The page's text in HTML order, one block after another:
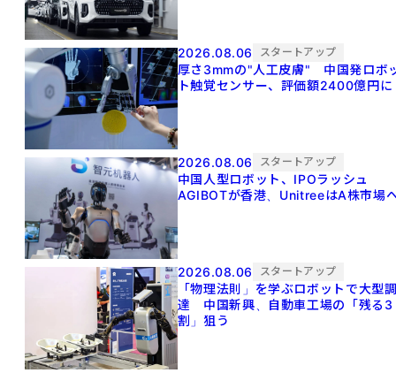
2026.08.06 スタートアップ
厚さ3mmの"人工皮膚" 中国発ロボ
ト触覚センサー、評価額2400億円に
2026.08.06 スタートアップ
中国人型ロボット、IPOラッシュ
AGIBOTが香港、UnitreeはA株市場
2026.08.06 スタートアップ
「物理法則」を学ぶロボットで大型
達 中国新興、自動車工場の「残る3
割」狙う